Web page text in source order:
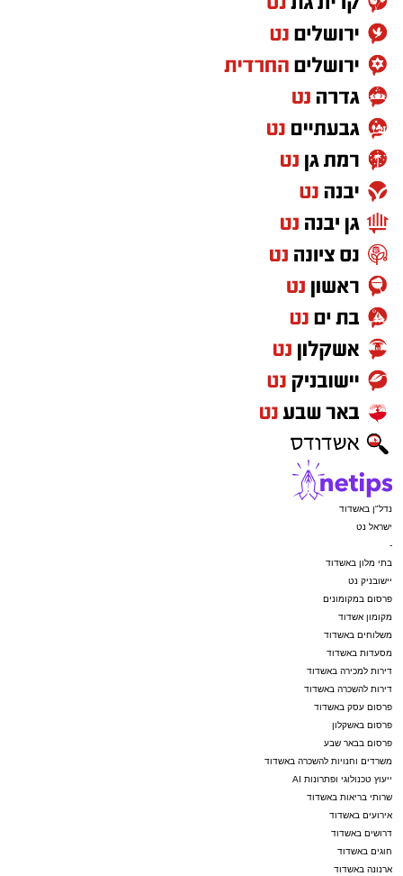
נדל"ן באשדוד
ישראל נט
-
בתי מלון באשדוד
יישובניק נט
פרסום במקומונים
מקומון אשדוד
משלוחים באשדוד
מסעדות באשדוד
דירות למכירה באשדוד
דירות להשכרה באשדוד
פרסום עסק באשדוד
פרסום באשקלון
פרסום בבאר שבע
משרדים וחנויות להשכרה באשדוד
ייעוץ טכנולוגי ופתרונות AI
שרותי בריאות באשדוד
אירועים באשדוד
דרושים באשדוד
חוגים באשדוד
ארנונה באשדוד